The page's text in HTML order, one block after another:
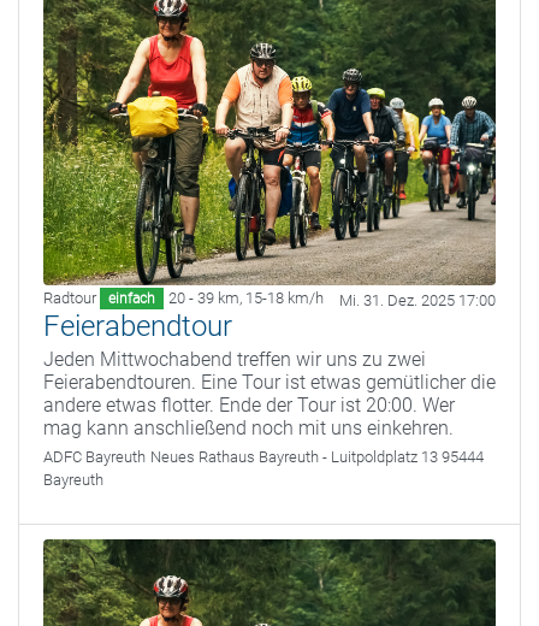
Radtour einfach 20 - 39 km, 15-18 km/h Mi. 31. Dez. 2025 17:00
Feierabendtour
Jeden Mittwochabend treffen wir uns zu zwei
Feierabendtouren. Eine Tour ist etwas gemütlicher die
andere etwas flotter. Ende der Tour ist 20:00. Wer
mag kann anschließend noch mit uns einkehren.
ADFC Bayreuth Neues Rathaus Bayreuth - Luitpoldplatz 13 95444
Bayreuth